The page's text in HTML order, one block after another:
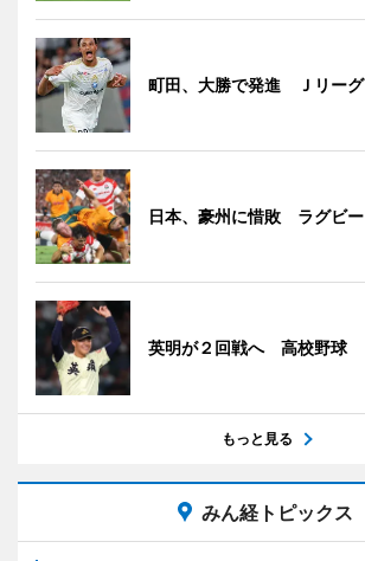
町田、大勝で発進 Ｊリーグ
日本、豪州に惜敗 ラグビー
英明が２回戦へ 高校野球
もっと見る
みん経トピックス